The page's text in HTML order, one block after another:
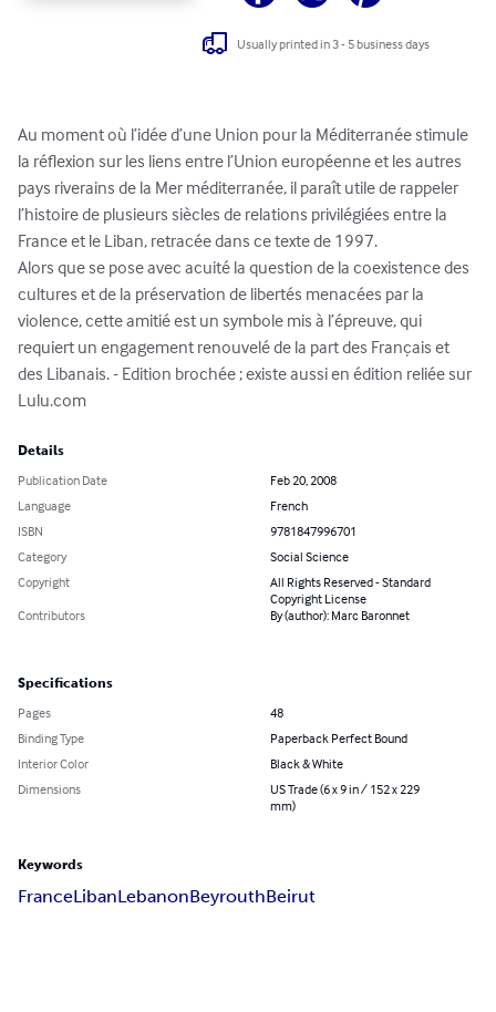
Usually printed in 3 - 5 business days
Au moment où l’idée d’une Union pour la Méditerranée stimule
la réflexion sur les liens entre l’Union européenne et les autres
pays riverains de la Mer méditerranée, il paraît utile de rappeler
l’histoire de plusieurs siècles de relations privilégiées entre la
France et le Liban, retracée dans ce texte de 1997.
Alors que se pose avec acuité la question de la coexistence des
cultures et de la préservation de libertés menacées par la
violence, cette amitié est un symbole mis à l’épreuve, qui
requiert un engagement renouvelé de la part des Français et
des Libanais. - Edition brochée ; existe aussi en édition reliée sur
Lulu.com
Details
Publication Date
Feb 20, 2008
Language
French
ISBN
9781847996701
Category
Social Science
Copyright
All Rights Reserved - Standard
Copyright License
Contributors
By (author): Marc Baronnet
Specifications
Pages
48
Binding Type
Paperback Perfect Bound
Interior Color
Black & White
Dimensions
US Trade (6 x 9 in / 152 x 229
mm)
Keywords
FranceLibanLebanonBeyrouthBeirut